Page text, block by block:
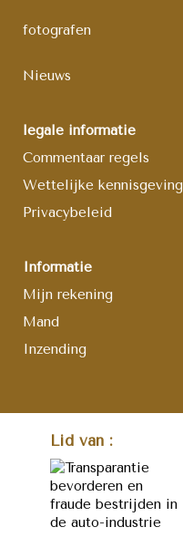
fotografen
Nieuws
legale informatie
Commentaar regels
Wettelijke kennisgeving
Privacybeleid
Informatie
Mijn rekening
Mand
Inzending
Lid van :